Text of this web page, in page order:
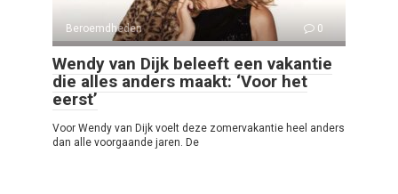
Beroemdheden 0
Wendy van Dijk beleeft een vakantie
die alles anders maakt: ‘Voor het
eerst’
Voor Wendy van Dijk voelt deze zomervakantie heel anders
dan alle voorgaande jaren. De